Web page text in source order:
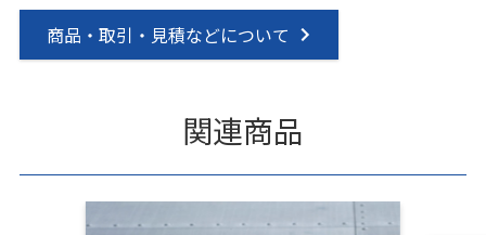
商品・取引・見積などについて
関連商品